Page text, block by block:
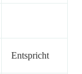
Entspricht